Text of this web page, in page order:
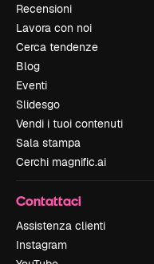
Recensioni
Lavora con noi
Cerca tendenze
Blog
Eventi
Slidesgo
Vendi i tuoi contenuti
Sala stampa
Cerchi magnific.ai
Contattaci
Assistenza clienti
Instagram